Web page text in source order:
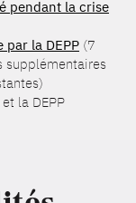
pendant la crise
la DEPP(7
supplémentaires
la DEPP